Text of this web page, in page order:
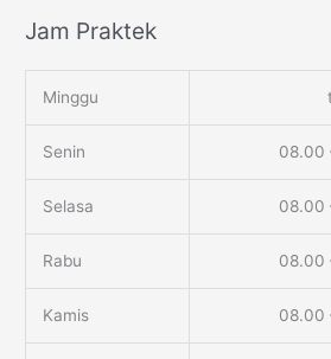
Jam Praktek
Minggu
Senin 08.00
Selasa 08.00
Rabu 08.00
Kamis 08.00